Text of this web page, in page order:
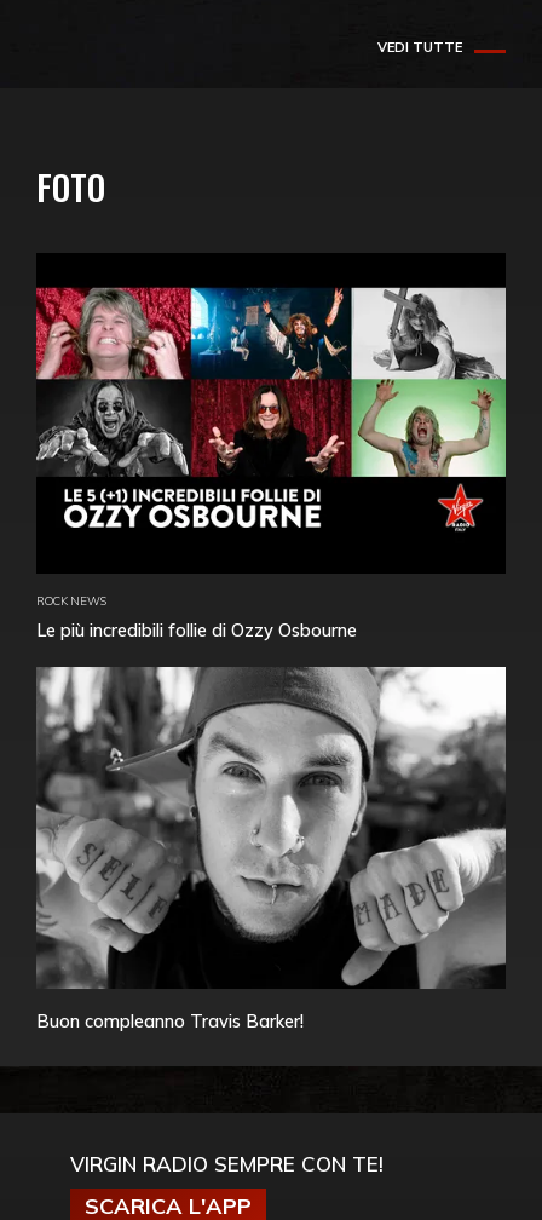
VEDI TUTTE
FOTO
ROCK NEWS
Le più incredibili follie di Ozzy Osbourne
Buon compleanno Travis Barker!
VIRGIN RADIO SEMPRE CON TE!
SCARICA L'APP